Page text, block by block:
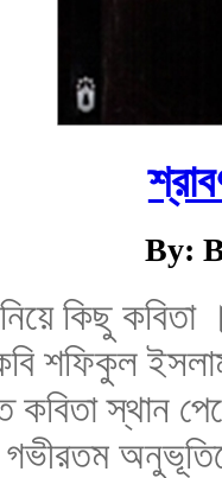
By:
কিছু
শফিকুল
কবিতা স্থান